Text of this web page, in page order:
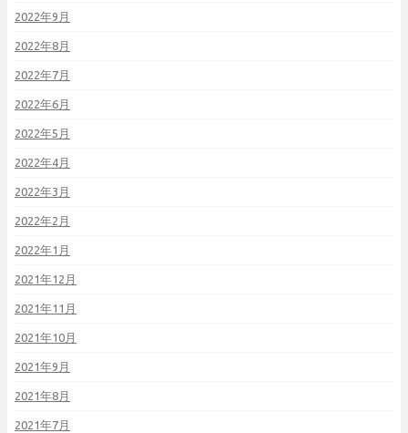
2022年9月
2022年8月
2022年7月
2022年6月
2022年5月
2022年4月
2022年3月
2022年2月
2022年1月
2021年12月
2021年11月
2021年10月
2021年9月
2021年8月
2021年7月